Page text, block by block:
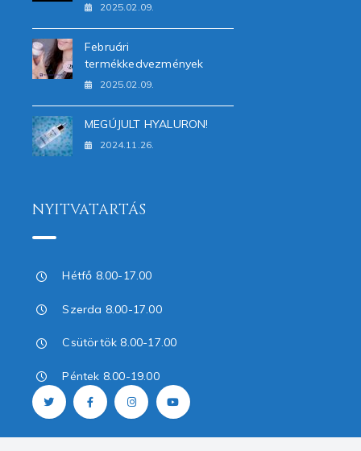
2025.02.09.
Februári
termékkedvezmények
2025.02.09.
MEGÚJULT HYALURON!
2024.11.26.
NYITVATARTÁS
Hétfő 8.00-17.00
Szerda 8.00-17.00
Csütörtök 8.00-17.00
Péntek 8.00-19.00